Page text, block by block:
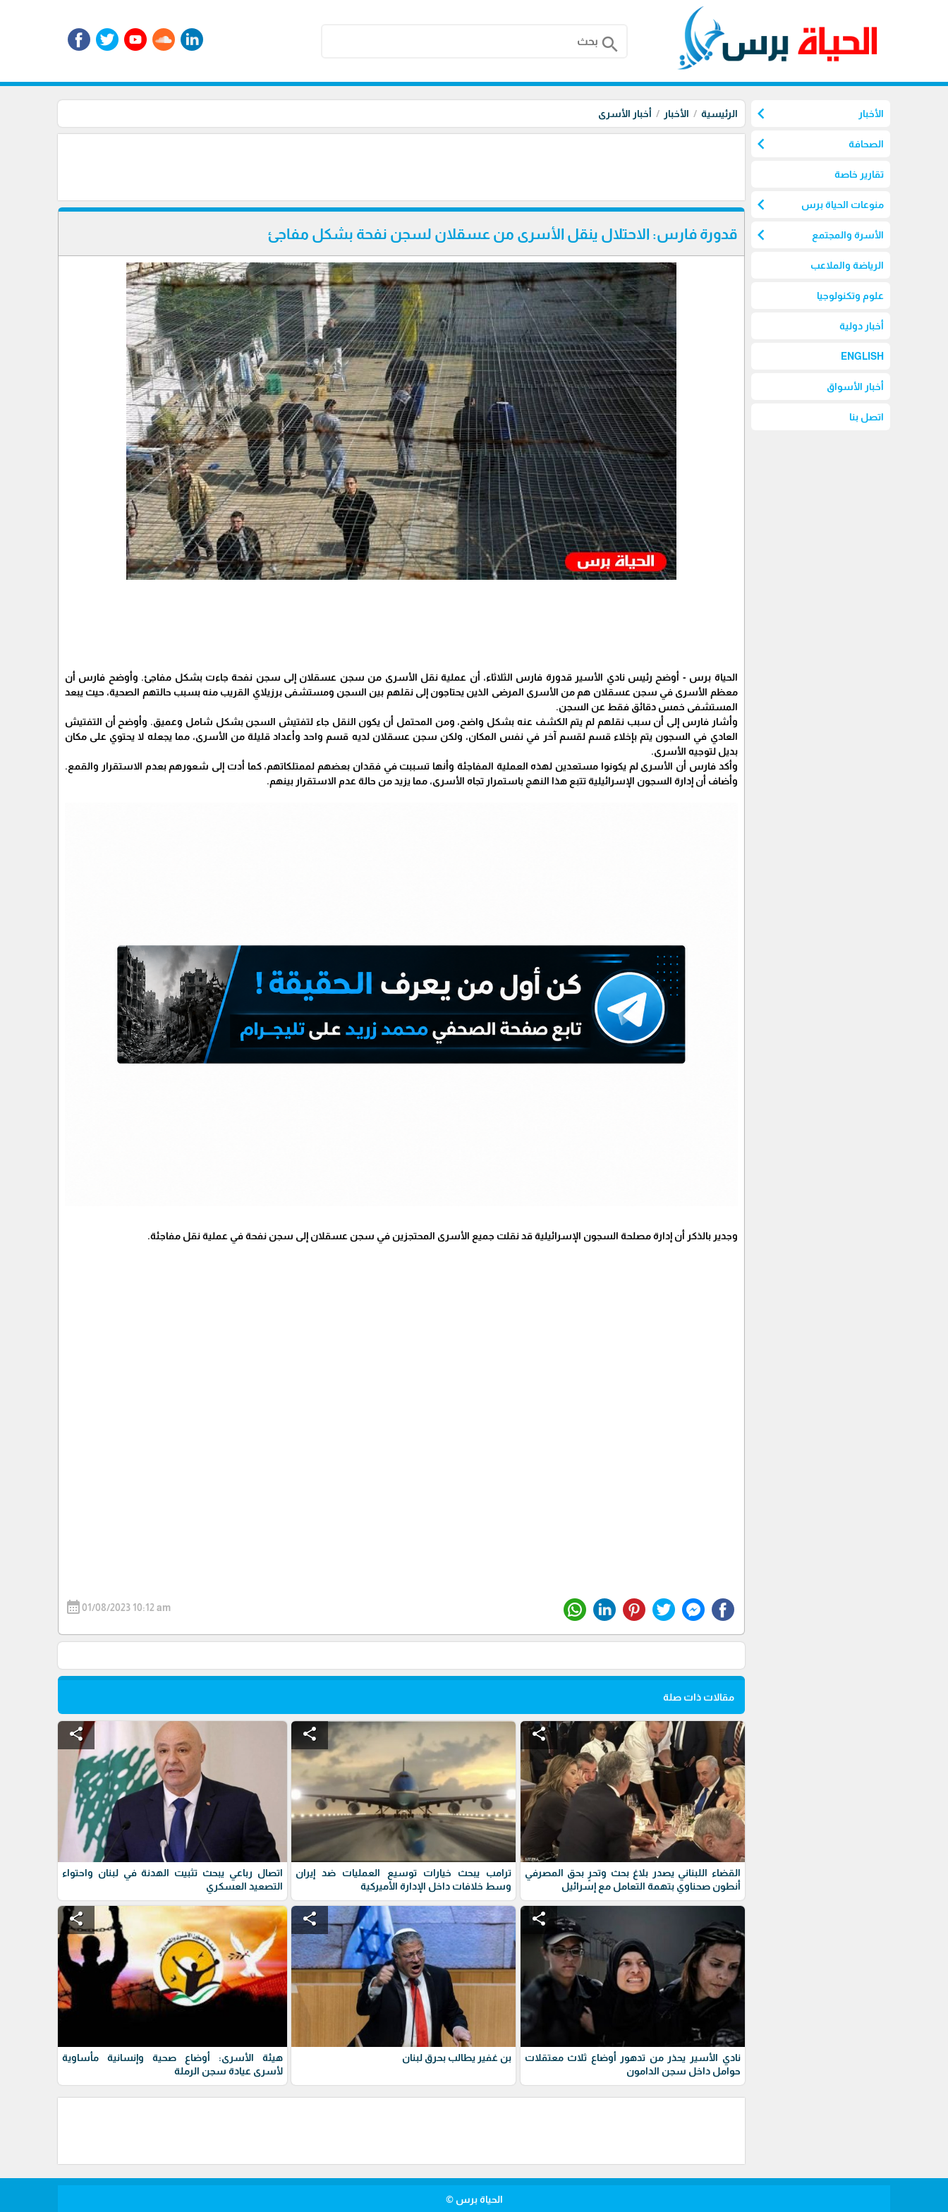
search
الأخبار chevron_left
الصحافة chevron_left
تقارير خاصة
منوعات الحياة برس chevron_left
الأسرة والمجتمع chevron_left
الرياضة والملاعب
علوم وتكنولوجيا
أخبار دولية
ENGLISH
أخبار الأسواق
اتصل بنا
الرئيسية الأخبار أخبار الأسرى
قدورة فارس: الاحتلال ينقل الأسرى من عسقلان لسجن نفحة بشكل مفاجئ
الحياة برس - أوضح رئيس نادي الأسير قدورة فارس الثلاثاء، أن عملية نقل الأسرى من سجن عسقلان إلى سجن نفحة جاءت بشكل مفاجئ. وأوضح فارس أن
معظم الأسرى في سجن عسقلان هم من الأسرى المرضى الذين يحتاجون إلى نقلهم بين السجن ومستشفى برزيلاي القريب منه بسبب حالتهم الصحية، حيث يبعد
المستشفى خمس دقائق فقط عن السجن.
وأشار فارس إلى أن سبب نقلهم لم يتم الكشف عنه بشكل واضح، ومن المحتمل أن يكون النقل جاء لتفتيش السجن بشكل شامل وعميق. وأوضح أن التفتيش
العادي في السجون يتم بإخلاء قسم لقسم آخر في نفس المكان، ولكن سجن عسقلان لديه قسم واحد وأعداد قليلة من الأسرى، مما يجعله لا يحتوي على مكان
بديل لتوجيه الأسرى.
وأكد فارس أن الأسرى لم يكونوا مستعدين لهذه العملية المفاجئة وأنها تسببت في فقدان بعضهم لممتلكاتهم، كما أدت إلى شعورهم بعدم الاستقرار والقمع.
وأضاف أن إدارة السجون الإسرائيلية تتبع هذا النهج باستمرار تجاه الأسرى، مما يزيد من حالة عدم الاستقرار بينهم.
وجدير بالذكر أن إدارة مصلحة السجون الإسرائيلية قد نقلت جميع الأسرى المحتجزين في سجن عسقلان إلى سجن نفحة في عملية نقل مفاجئة.
calendar_month01/08/2023 10:12 am
مقالات ذات صلة
share
القضاء اللبناني يصدر بلاغ بحث وتحرٍ بحق المصرفي
أنطون صحناوي بتهمة التعامل مع إسرائيل
share
ترامب يبحث خيارات توسيع العمليات ضد إيران
وسط خلافات داخل الإدارة الأميركية
share
اتصال رباعي يبحث تثبيت الهدنة في لبنان واحتواء
التصعيد العسكري
share
نادي الأسير يحذر من تدهور أوضاع ثلاث معتقلات
حوامل داخل سجن الدامون
share
بن غفير يطالب بحرق لبنان
share
هيئة الأسرى: أوضاع صحية وإنسانية مأساوية
لأسرى عيادة سجن الرملة
الحياة برس ©